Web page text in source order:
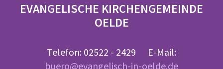
EVANGELISCHE KIRCHENGEMEINDE
OELDE
Telefon: 02522 - 2429 E-Mail:
buero@evangelisch-in-oelde.de